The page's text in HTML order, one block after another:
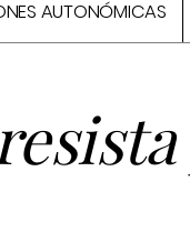
AUTONÓMICAS